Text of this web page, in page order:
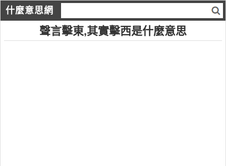
什麼意思網
聲言擊東,其實擊西是什麼意思